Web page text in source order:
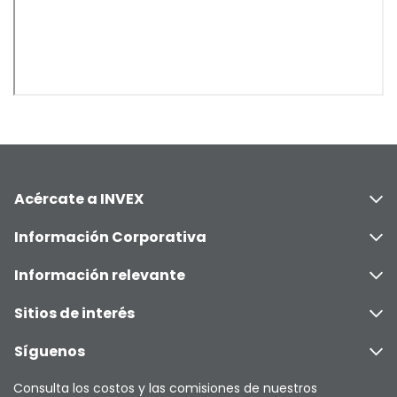
Acércate a INVEX
Información Corporativa
Información relevante
Sitios de interés
Síguenos
Consulta los costos y las comisiones de nuestros